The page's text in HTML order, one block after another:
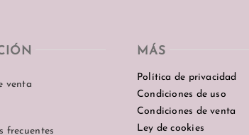
venta
frecuentes
MÁS
Política de privacidad
Condiciones de uso
Condiciones de venta
Ley de cookies